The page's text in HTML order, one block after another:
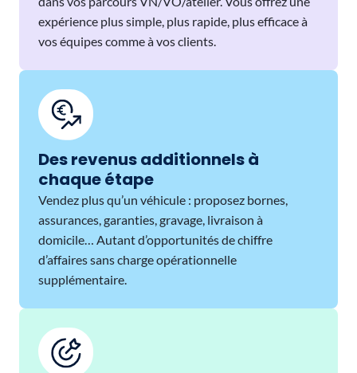
expérience plus simple, plus rapide, plus efficace à
vos équipes comme à vos clients.
Des revenus additionnels à
chaque étape
Vendez plus qu’un véhicule : proposez bornes,
assurances, garanties, gravage, livraison à
domicile… Autant d’opportunités de chiffre
d’affaires sans charge opérationnelle
supplémentaire.